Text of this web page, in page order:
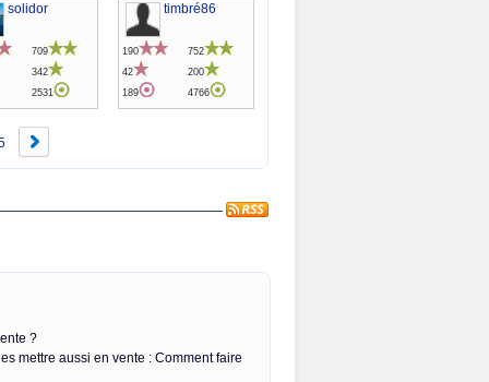
solidor
709
342
2531
timbré86
190
42
189
752
200
4766
?
mettre aussi en vente : Comment faire